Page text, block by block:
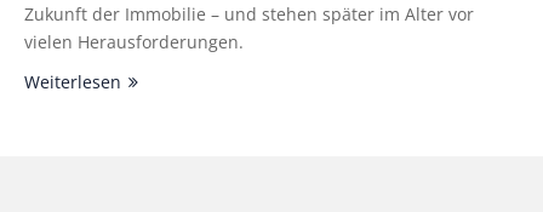
Zukunft der Immobilie – und stehen später im Alter vor
vielen Herausforderungen.
Weiterlesen